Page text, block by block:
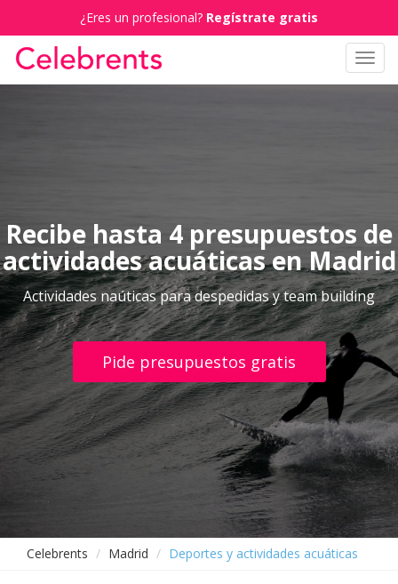
¿Eres un profesional? Regístrate gratis
Recibe hasta 4 presupuestos de
actividades acuáticas en Madrid
Actividades naúticas para despedidas y team building
Pide presupuestos gratis
Celebrents Madrid Deportes y actividades acuáticas